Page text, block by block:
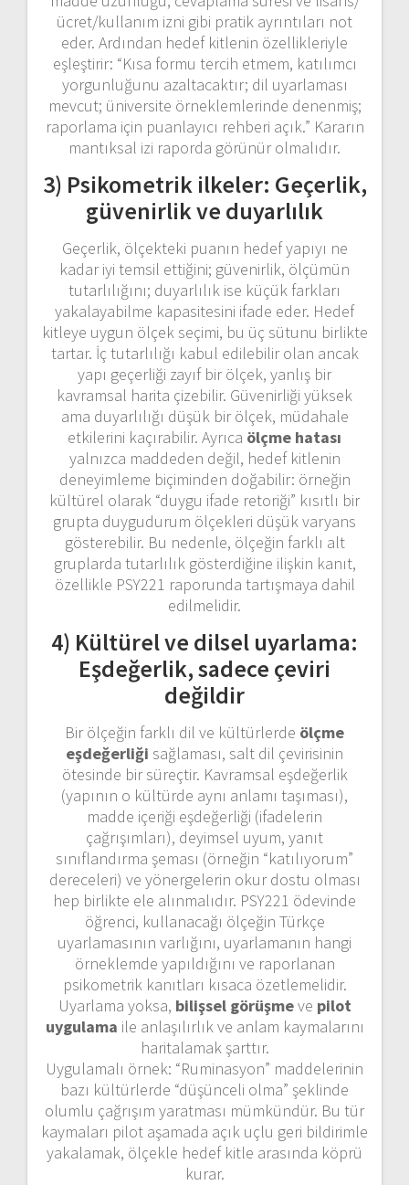
ücret/kullanım izni gibi pratik ayrıntıları not
eder. Ardından hedef kitlenin özellikleriyle
eşleştirir: “Kısa formu tercih etmem, katılımcı
yorgunluğunu azaltacaktır; dil uyarlaması
mevcut; üniversite örneklemlerinde denenmiş;
raporlama için puanlayıcı rehberi açık.” Kararın
mantıksal izi raporda görünür olmalıdır.
3) Psikometrik ilkeler: Geçerlik,
güvenirlik ve duyarlılık
Geçerlik, ölçekteki puanın hedef yapıyı ne
kadar iyi temsil ettiğini; güvenirlik, ölçümün
tutarlılığını; duyarlılık ise küçük farkları
yakalayabilme kapasitesini ifade eder. Hedef
kitleye uygun ölçek seçimi, bu üç sütunu birlikte
tartar. İç tutarlılığı kabul edilebilir olan ancak
yapı geçerliği zayıf bir ölçek, yanlış bir
kavramsal harita çizebilir. Güvenirliği yüksek
ama duyarlılığı düşük bir ölçek, müdahale
etkilerini kaçırabilir. Ayrıca ölçme hatası
yalnızca maddeden değil, hedef kitlenin
deneyimleme biçiminden doğabilir: örneğin
kültürel olarak “duygu ifade retoriği” kısıtlı bir
grupta duygudurum ölçekleri düşük varyans
gösterebilir. Bu nedenle, ölçeğin farklı alt
gruplarda tutarlılık gösterdiğine ilişkin kanıt,
özellikle PSY221 raporunda tartışmaya dahil
edilmelidir.
4) Kültürel ve dilsel uyarlama:
Eşdeğerlik, sadece çeviri
değildir
Bir ölçeğin farklı dil ve kültürlerde ölçme
eşdeğerliği sağlaması, salt dil çevirisinin
ötesinde bir süreçtir. Kavramsal eşdeğerlik
(yapının o kültürde aynı anlamı taşıması),
madde içeriği eşdeğerliği (ifadelerin
çağrışımları), deyimsel uyum, yanıt
sınıflandırma şeması (örneğin “katılıyorum”
dereceleri) ve yönergelerin okur dostu olması
hep birlikte ele alınmalıdır. PSY221 ödevinde
öğrenci, kullanacağı ölçeğin Türkçe
uyarlamasının varlığını, uyarlamanın hangi
örneklemde yapıldığını ve raporlanan
psikometrik kanıtları kısaca özetlemelidir.
Uyarlama yoksa, bilişsel görüşmeve pilot
uygulama ile anlaşılırlık ve anlam kaymalarını
haritalamak şarttır.
Uygulamalı örnek: “Ruminasyon” maddelerinin
bazı kültürlerde “düşünceli olma” şeklinde
olumlu çağrışım yaratması mümkündür. Bu tür
kaymaları pilot aşamada açık uçlu geri bildirimle
yakalamak, ölçekle hedef kitle arasında köprü
kurar.